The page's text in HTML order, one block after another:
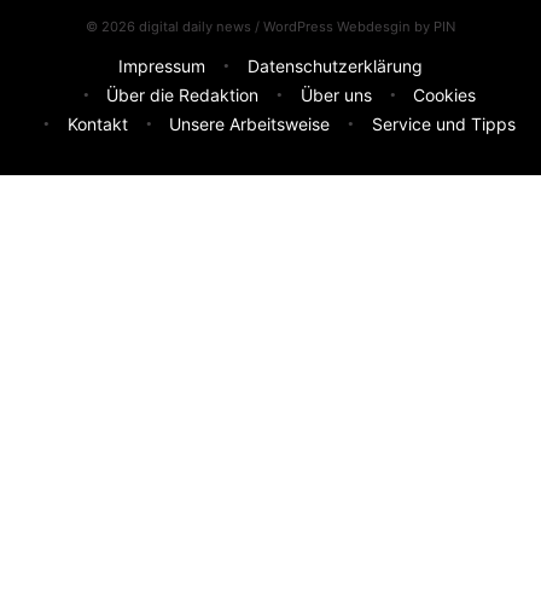
© 2026 digital daily news / WordPress Webdesgin by PIN
Impressum
Datenschutzerklärung
Über die Redaktion
Über uns
Cookies
Kontakt
Unsere Arbeitsweise Service und Tipps